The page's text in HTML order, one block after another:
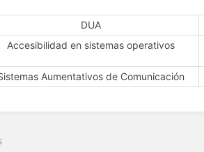
DUA
Accesibilidad en sistemas operativos
Aumentativos de Comunicación